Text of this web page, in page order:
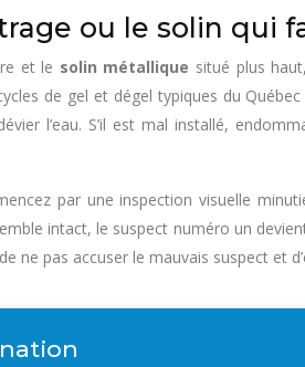
ou le solin qui
et le solin métallique situé plus
de gel et dégel typiques du
l’eau. S’il est mal installé,
par une inspection visuelle
intact, le suspect numéro un
ne pas accuser le mauvais suspect et